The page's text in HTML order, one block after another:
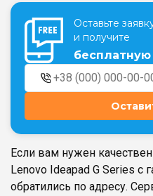
Театральная
г. Киев, ул. Крещатик 44-А
Оболонь
Дарница
г. Киев, Комфорт Таун, ул.
Березнева, 16, корпус 3
Оставьте
и получите
Если вам нужен
Lenovo Ideapad G Series с
обратились по адресу.